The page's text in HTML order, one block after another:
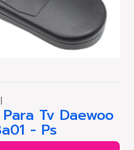
|
Tv Daewoo
- Ps